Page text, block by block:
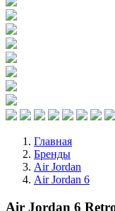
Главная
Бренды
Air Jordan
Air Jordan 6
Air Jordan 6